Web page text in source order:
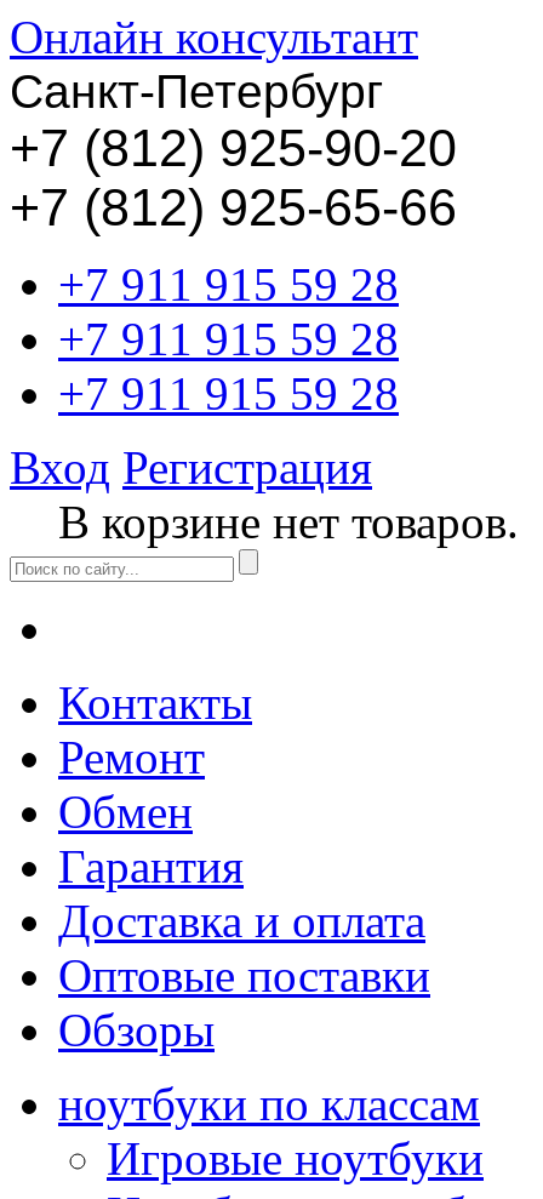
Онлайн консультант
Санкт-Петербург
+7 (812) 925-90-20
+7 (812) 925-65-66
+7 911 915 59 28
+7 911 915 59 28
+7 911 915 59 28
Вход Регистрация
В корзине нет товаров.
Контакты
Ремонт
Обмен
Гарантия
Доставка и оплата
Оптовые поставки
Обзоры
ноутбуки по классам
Игровые ноутбуки